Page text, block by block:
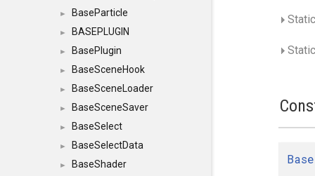
► BaseParticle
► BASEPLUGIN
► BasePlugin
► BaseSceneHook
► BaseSceneLoader
► BaseSceneSaver
► BaseSelect
► BaseSelectData
► BaseShader